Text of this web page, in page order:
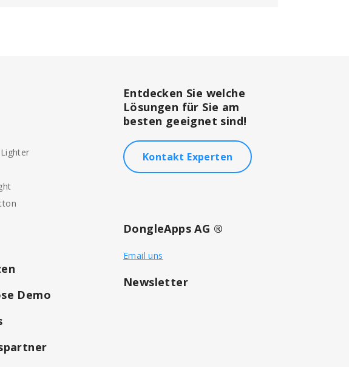
Demo
Entdecken Sie welche
Lösungen für Sie am
besten geeignet sind!
Kontakt Experten
DongleApps AG ®
Email uns
Newsletter